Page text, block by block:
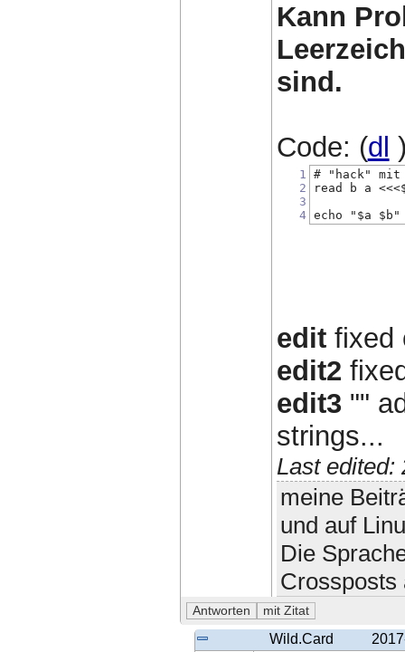
Kann
sind.
Code: (dl
1
2
3
4
# "hack" mit
read b a
echo "$a $b"
editfixed
edit2
edit3 ""
strings...
Last edited:
meine
und auf
Die
Wild.Card